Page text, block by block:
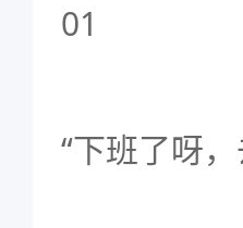
01
“下班了呀